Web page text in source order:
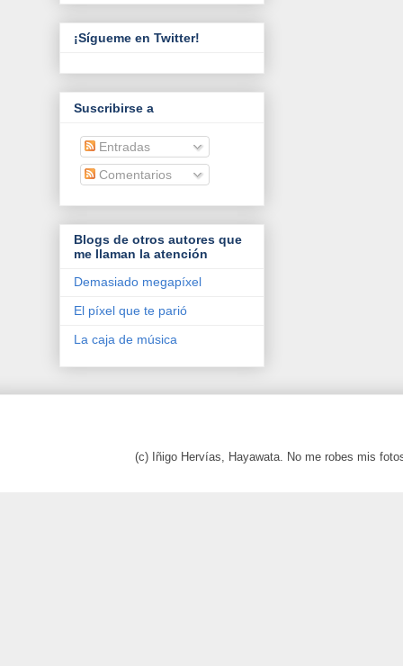
¡Sígueme en Twitter!
Suscribirse a
Entradas
Comentarios
Blogs de otros autores que
me llaman la atención
Demasiado megapíxel
El píxel que te parió
La caja de música
(c) Iñigo Hervías, Hayawata. No me robes mis